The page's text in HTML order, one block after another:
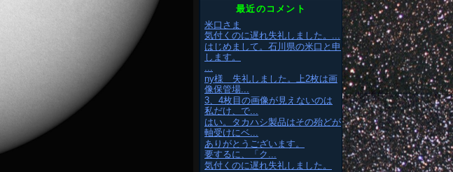
最近のコメント
米口さま
気付くのに遅れ失礼しました。...
はじめまして。石川県の米口と申
します。
...
ny様 失礼しました。上2枚は画
像保管場...
3、4枚目の画像が見えないのは
私だけ、で...
はい。タカハシ製品はその殆どが
軸受けにベ...
ありがとうございます。
要するに、「ク...
気付くのに遅れ失礼しました。